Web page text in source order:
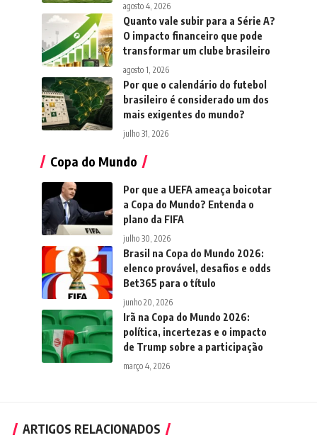
agosto 4, 2026
Quanto vale subir para a Série A?
O impacto financeiro que pode
transformar um clube brasileiro
agosto 1, 2026
Por que o calendário do futebol
brasileiro é considerado um dos
mais exigentes do mundo?
julho 31, 2026
Copa do Mundo
Por que a UEFA ameaça boicotar
a Copa do Mundo? Entenda o
plano da FIFA
julho 30, 2026
Brasil na Copa do Mundo 2026:
elenco provável, desafios e odds
Bet365 para o título
junho 20, 2026
Irã na Copa do Mundo 2026:
política, incertezas e o impacto
de Trump sobre a participação
março 4, 2026
ARTIGOS RELACIONADOS